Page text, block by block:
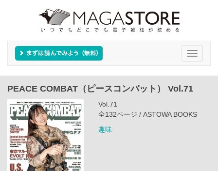
Toggle
PEACE COMBAT（ピースコンバット） Vol.71
Vol.71
全132ページ / ASTOWA BOOKS
趣味